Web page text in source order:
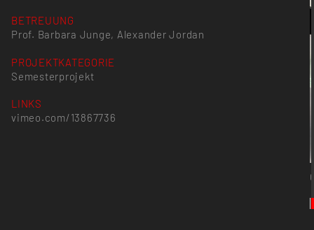
BETREUUNG
Prof. Barbara Junge, Alexander Jordan
PROJEKTKATEGORIE
Semesterprojekt
LINKS
vimeo.com/13867736